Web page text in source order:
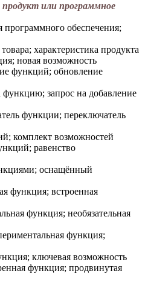
или программное
обеспечения;
характеристика продукта
новая возможность
функций; обновление
запрос на добавление
функции; переключатель
комплект возможностей
равенство
оснащённый
функция; встроенная
функция; необязательная
функция;
ключевая возможность
функция; продвинутая